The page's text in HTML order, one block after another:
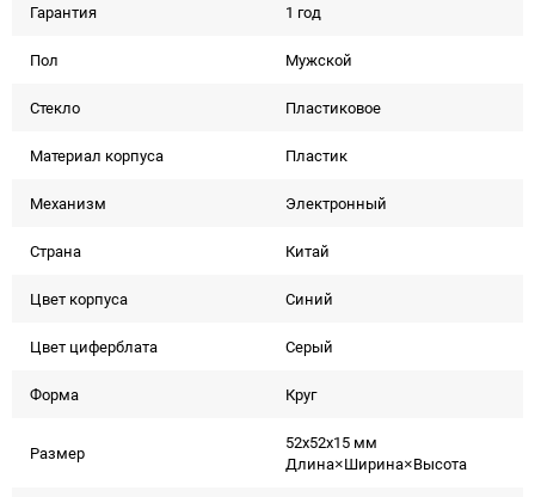
Гарантия 1 год
Пол Мужской
Стекло Пластиковое
Материал корпуса Пластик
Механизм Электронный
Страна Китай
Цвет корпуса Синий
Цвет циферблата Серый
Форма Круг
Размер
52x52x15 мм
Длина×Ширина×Высота